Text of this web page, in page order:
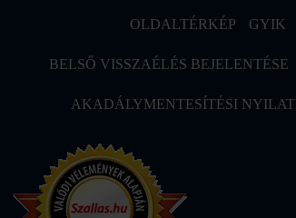
OLDALTÉRKÉP GYIK
BELSŐ VISSZAÉLÉS BEJELENTÉSE
AKADÁLYMENTESÍTÉSI